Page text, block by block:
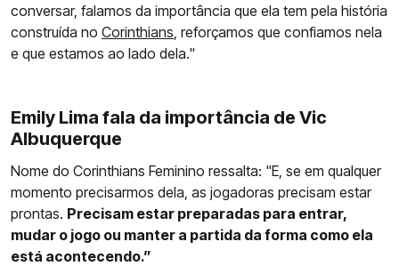
conversar, falamos da importância que ela tem pela história
construída no Corinthians , reforçamos que confiamos nela
e que estamos ao lado dela."
Emily Lima fala da importância de Vic
Albuquerque
Nome do Corinthians Feminino ressalta: "E, se em qualquer
momento precisarmos dela, as jogadoras precisam estar
prontas. Precisam estar preparadas para entrar,
mudar o jogo ou manter a partida da forma como ela
está acontecendo.”